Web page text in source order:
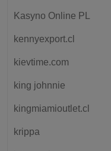
Kasyno Online PL
kennyexport.cl
kievtime.com
king johnnie
kingmiamioutlet.cl
krippa